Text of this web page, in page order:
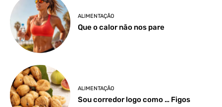
ALIMENTAÇÃO
Que o calor não nos pare
ALIMENTAÇÃO
Sou corredor logo como … Figos